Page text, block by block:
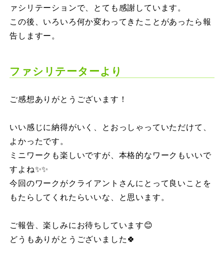
ァシリテーションで、とても感謝しています。
この後、いろいろ何か変わってきたことがあったら報
告しますー。
ファシリテーターより
ご感想ありがとうございます！
いい感じに納得がいく、とおっしゃっていただけて、
よかったです。
ミニワークも楽しいですが、本格的なワークもいいで
すよね✨✨
今回のワークがクライアントさんにとって良いことを
もたらしてくれたらいいな、と思います。
ご報告、楽しみにお待ちしています😊
どうもありがとうございました🍀